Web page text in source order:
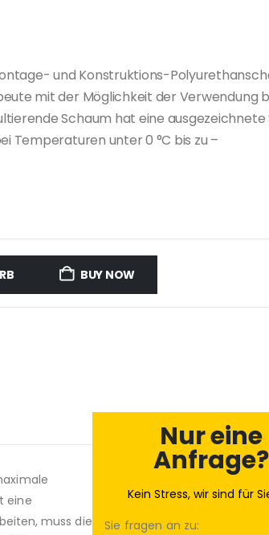
und Konstruktions-
mit der Möglichkeit der Verwendung
Schaum hat eine
Temperaturen unter 0 °C bis zu –
BUY NOW
eine
muss die
Nur eine
Anfrage?
Kein Stress, wir sind für
Sie fragen an zu: